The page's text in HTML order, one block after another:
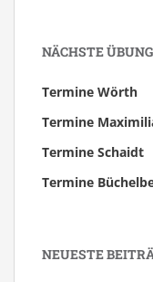
NÄCHSTE
Termine Wörth
Termine
Termine Schaidt
Termine
NEUESTE